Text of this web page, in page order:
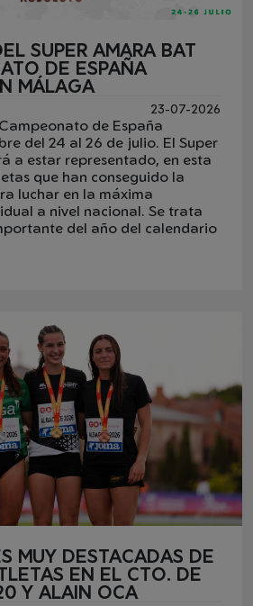
SUPER AMARA BAT
DE ESPAÑA
MÁLAGA
23-07-2026
de España
del 24 al 26 de julio. El Super
a estar representado, en esta
que han conseguido la
luchar en la máxima
a nivel nacional. Se trata
del año del calendario
MUY DESTACADAS DE
EN EL CTO. DE
Y ALAIN OCA